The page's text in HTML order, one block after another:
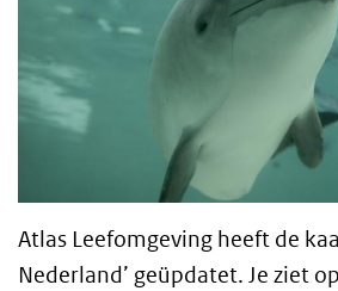
Atlas Leefomgeving heeft de
Nederland’ geüpdatet. Je ziet